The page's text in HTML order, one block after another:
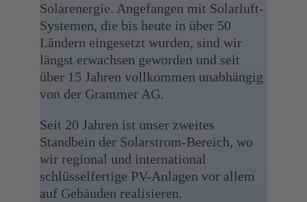
Solar­energie. Angefangen mit Solarluft-
Systemen, die bis heute in über 50
Ländern eingesetzt wurden, sind wir
längst erwachsen geworden und seit
über 15 Jahren vollkommen unabhängig
von der Grammer AG.
Seit 20 Jahren ist unser zweites
Standbein der Solarstrom-Bereich, wo
wir regional und international
schlüsselfertige PV-Anlagen vor allem
auf Gebäuden realisieren.